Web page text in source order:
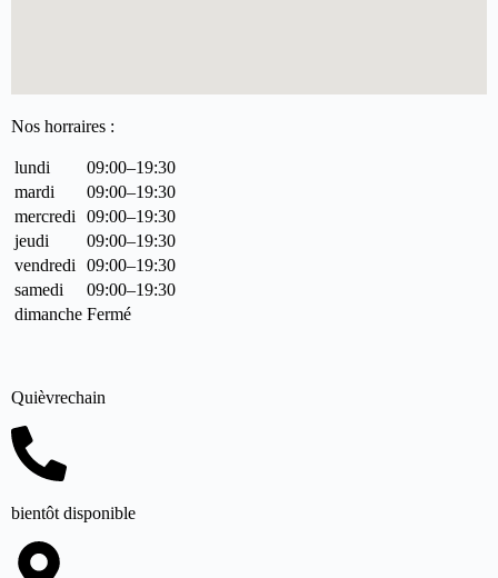
Nos horraires :
lundi
09:00–19:30
mardi
09:00–19:30
mercredi
09:00–19:30
jeudi
09:00–19:30
vendredi
09:00–19:30
samedi
09:00–19:30
dimanche Fermé
Quièvrechain
bientôt disponible